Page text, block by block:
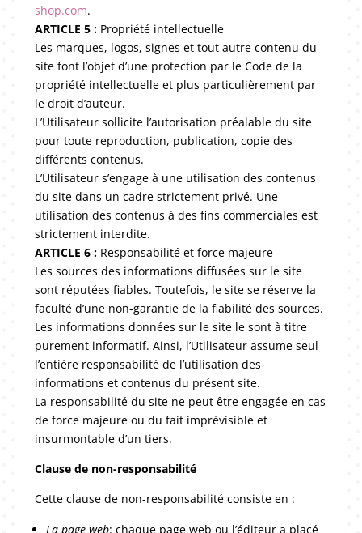
shop.com.
ARTICLE 5 :Propriété intellectuelle
Les marques, logos, signes et tout autre contenu du
site font l’objet d’une protection par le Code de la
propriété intellectuelle et plus particulièrement par
le droit d’auteur.
L’Utilisateur sollicite l’autorisation préalable du site
pour toute reproduction, publication, copie des
différents contenus.
L’Utilisateur s’engage à une utilisation des contenus
du site dans un cadre strictement privé. Une
utilisation des contenus à des fins commerciales est
strictement interdite.
ARTICLE 6 :Responsabilité et force majeure
Les sources des informations diffusées sur le site
sont réputées fiables. Toutefois, le site se réserve la
faculté d’une non-garantie de la fiabilité des sources.
Les informations données sur le site le sont à titre
purement informatif. Ainsi, l’Utilisateur assume seul
l’entière responsabilité de l’utilisation des
informations et contenus du présent site.
La responsabilité du site ne peut être engagée en cas
de force majeure ou du fait imprévisible et
insurmontable d’un tiers.
Clause de non-responsabilité
Cette clause de non-responsabilité consiste en :
La page web: chaque page web ou l’éditeur a placé